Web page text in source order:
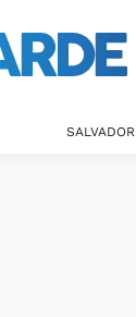
SALVADOR